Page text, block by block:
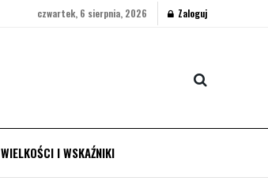
czwartek, 6 sierpnia, 2026 Zaloguj
WIELKOŚCI I WSKAŹNIKI